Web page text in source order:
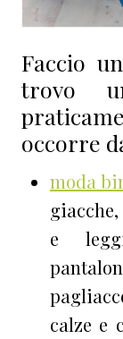
Faccio
trovo
occorre
moda
e
calze e